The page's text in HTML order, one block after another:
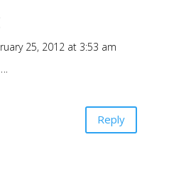
25, 2012 at 3:53 am
Reply